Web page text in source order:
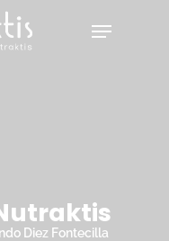
Menu
Diez Fontecilla